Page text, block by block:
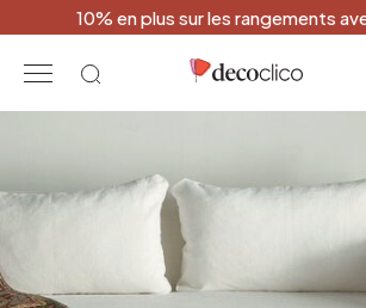
10% en plus sur les rangements